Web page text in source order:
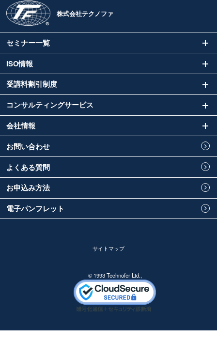
株式会社テクノファ
セミナー一覧
ISO情報
受講料割引制度
コンサルティングサービス
会社情報
お問い合わせ
よくある質問
お申込み方法
電子パンフレット
サイトマップ
© 1993 Technofer Ltd.,